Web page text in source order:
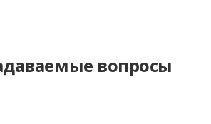
вопросы